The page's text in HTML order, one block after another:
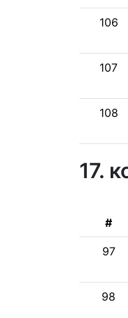
106
107
108
17.
#
97
98